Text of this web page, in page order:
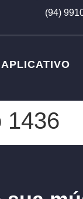
(94)
APLICATIVO
1436